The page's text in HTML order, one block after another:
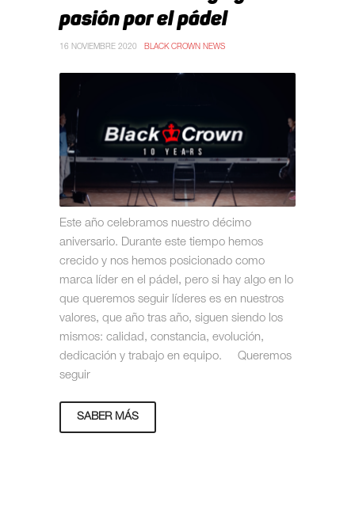
pasión por el pádel
16 NOVIEMBRE 2020 BLACK CROWN NEWS
Este año celebramos nuestro décimo
aniversario. Durante este tiempo hemos
crecido y nos hemos posicionado como
marca líder en el pádel, pero si hay algo en lo
que queremos seguir líderes es en nuestros
valores, que año tras año, siguen siendo los
mismos: calidad, constancia, evolución,
dedicación y trabajo en equipo. Queremos
seguir
SABER MÁS